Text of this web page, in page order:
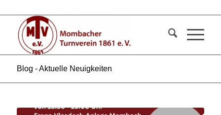
Blog - Aktuelle Neuigkeiten